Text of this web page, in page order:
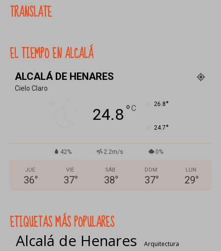
TRANSLATE
EL TIEMPO EN ALCALÁ
ALCALÁ DE HENARES
Cielo Claro
24.8°C 26.8°
24.7°
42% 2.2m/s 0%
JUE
36°
VIE
37°
SÁB
38°
DOM
37°
LUN
29°
ETIQUETAS MÁS POPULARES
Alcalá de Henares
Arquitectura